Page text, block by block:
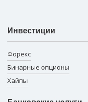
Инвестиции
Форекс
Бинарные опционы
Хайпы